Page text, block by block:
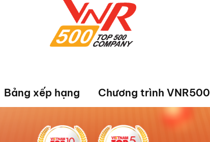
Bảng xếp hạng Chương trình VNR500